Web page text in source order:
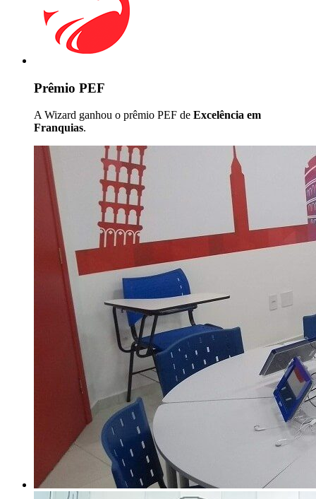
Prêmio PEF
A Wizard ganhou o prêmio PEF de Excelência em
Franquias.